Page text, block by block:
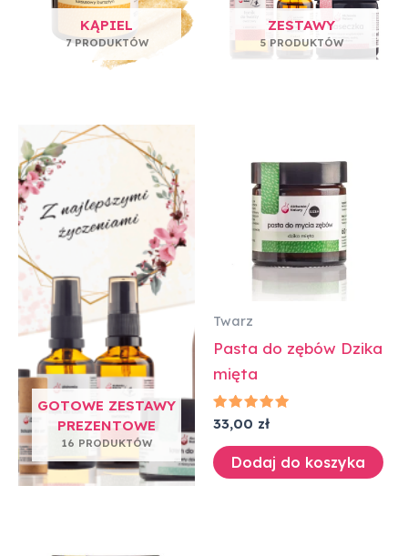
KĄPIEL
7 PRODUKTÓW
ZESTAWY
5 PRODUKTÓW
GOTOWE ZESTAWY
PREZENTOWE
16 PRODUKTÓW
Twarz
Pasta do zębów Dzika
mięta
Oceniono
5.00
na 5
33,00 zł
Dodaj do koszyka